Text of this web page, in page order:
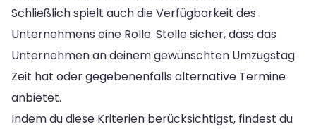
Schließlich spielt auch die Verfügbarkeit des
Unternehmens eine Rolle. Stelle sicher, dass das
Unternehmen an deinem gewünschten Umzugstag
Zeit hat oder gegebenenfalls alternative Termine
anbietet.
Indem du diese Kriterien berücksichtigst, findest du